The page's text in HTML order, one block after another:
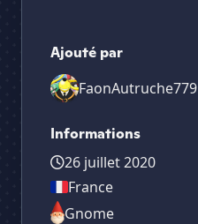
Ajouté par
FaonAutruche779
Informations
26 juillet 2020
France
Gnome